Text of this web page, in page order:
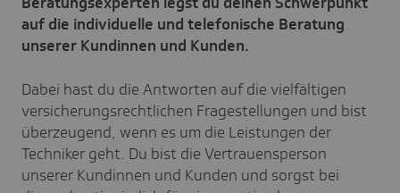
auf die individuelle und telefonische Beratung
unserer Kundinnen und Kunden.
Dabei hast du die Antworten auf die vielfältigen
versicherungsrechtlichen Fragestellungen und bist
überzeugend, wenn es um die Leistungen der
Techniker geht. Du bist die Vertrauensperson
unserer Kundinnen und Kunden und sorgst bei